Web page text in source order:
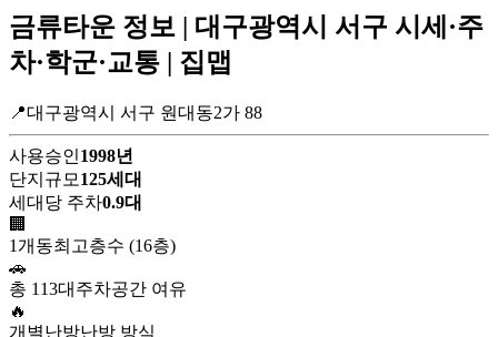
금류타운 정보 | 대구광역시 서구 시세·주
차·학군·교통 | 집맵
📍대구광역시 서구 원대동2가 88
사용승인1998년
단지규모 125세대
세대당 주차0.9대
🏢
1개동최고층수 (16층)
🚗
총 113대 주차공간 여유
🔥
개별난방난방 방식